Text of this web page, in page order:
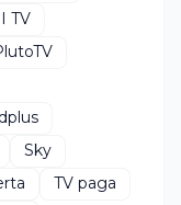
TV
Sky
TV paga